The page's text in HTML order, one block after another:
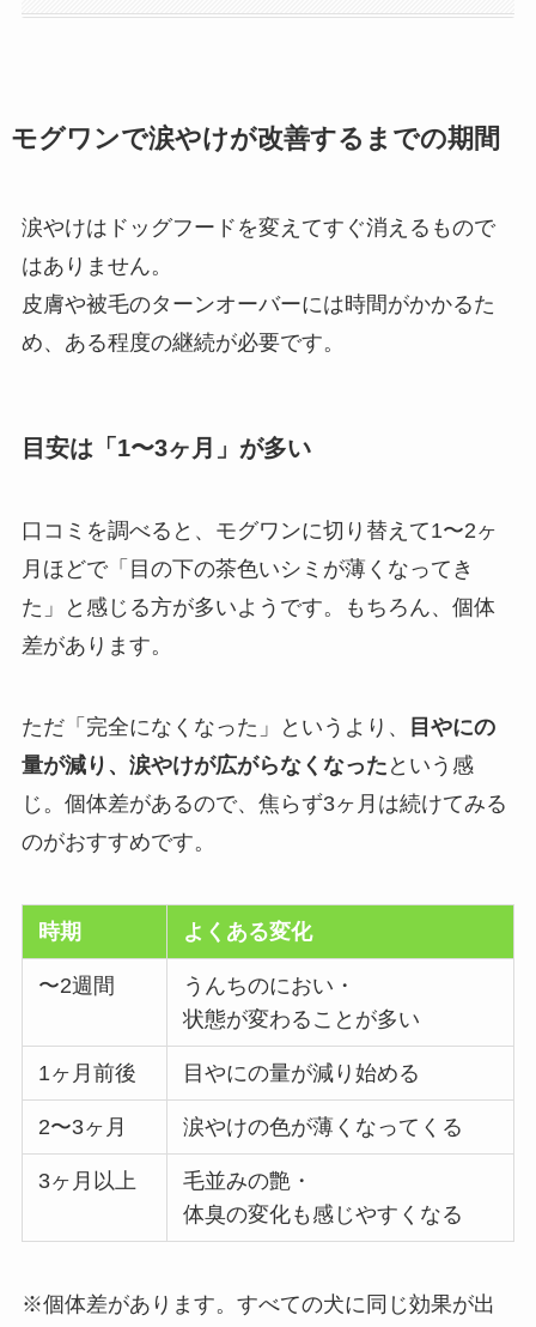
モグワンで涙やけが改善するまでの期間
涙やけはドッグフードを変えてすぐ消えるもので
はありません。
皮膚や被毛のターンオーバーには時間がかかるた
め、ある程度の継続が必要です。
目安は「1〜3ヶ月」が多い
口コミを調べると、モグワンに切り替えて1〜2ヶ
月ほどで「目の下の茶色いシミが薄くなってき
た」と感じる方が多いようです。もちろん、個体
差があります。
ただ「完全になくなった」というより、
目やにの
量が減り、涙やけが広がらなくなった という感
じ。個体差があるので、焦らず3ヶ月は続けてみる
のがおすすめです。
時期 よくある変化
〜2週間
うんちのにおい・
状態が変わることが多い
1ヶ月前後 目やにの量が減り始める
2〜3ヶ月 涙やけの色が薄くなってくる
3ヶ月以上
毛並みの艶・
体臭の変化も感じやすくなる
※個体差があります。すべての犬に同じ効果が出